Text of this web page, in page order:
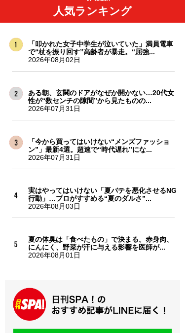
人気ランキング
「叩かれた女子中学生が泣いていた」満員電車
で“杖を振り回す”高齢者が暴走。“屈強...
2026年08月02日
ある朝、玄関のドアがなぜか開かない…20代女
性が“数センチの隙間”から見たものの...
2026年07月31日
「今から買ってはいけない“メンズファッショ
ン”」最新4選。超速で“時代遅れ”にな...
2026年07月31日
実はやってはいけない「夏バテを悪化させるNG
行動」…プロがすすめる“夏のダルさ”...
2026年08月03日
夏の体臭は「食べたもの」で決まる。赤身肉、
にんにく、野菜が汗に与える影響を医師が...
2026年08月01日